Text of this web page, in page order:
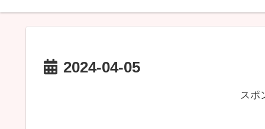
2024-04-05
スポ